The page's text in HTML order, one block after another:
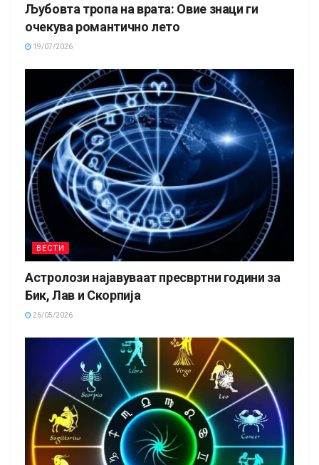
Љубовта тропа на врата: Овие знаци ги
очекува романтично лето
19/07/2026
ВЕСТИ
Астролози најавуваат пресвртни години за
Бик, Лав и Скорпија
26/05/2026